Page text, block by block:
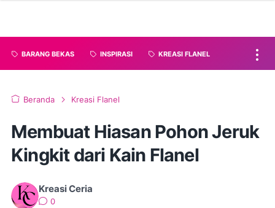
BARANG BEKAS INSPIRASI KREASI FLANEL
Beranda Kreasi Flanel
Membuat Hiasan Pohon Jeruk
Kingkit dari Kain Flanel
Kreasi Ceria
0